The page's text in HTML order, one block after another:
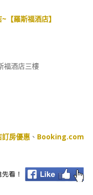
【羅斯福酒店】
福酒店三樓
房優惠 、 Booking.com